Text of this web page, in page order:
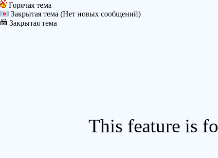
Горячая тема
Закрытая тема (Нет новых сообщений)
Закрытая тема
This feature is